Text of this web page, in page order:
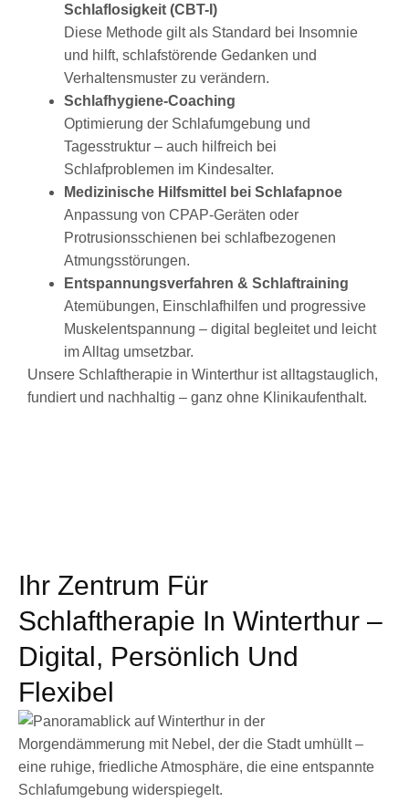
Schlaflosigkeit (CBT-I)
Diese Methode gilt als Standard bei Insomnie
und hilft, schlafstörende Gedanken und
Verhaltensmuster zu verändern.
Schlafhygiene-Coaching
Optimierung der Schlafumgebung und
Tagesstruktur – auch hilfreich bei
Schlafproblemen im Kindesalter.
Medizinische Hilfsmittel bei Schlafapnoe
Anpassung von CPAP-Geräten oder
Protrusionsschienen bei schlafbezogenen
Atmungsstörungen.
Entspannungsverfahren & Schlaftraining
Atemübungen, Einschlafhilfen und progressive
Muskelentspannung – digital begleitet und leicht
im Alltag umsetzbar.
Unsere Schlaftherapie in Winterthur ist alltagstauglich,
fundiert und nachhaltig – ganz ohne Klinikaufenthalt.
Ihr Zentrum Für
Schlaftherapie In Winterthur –
Digital, Persönlich Und
Flexibel